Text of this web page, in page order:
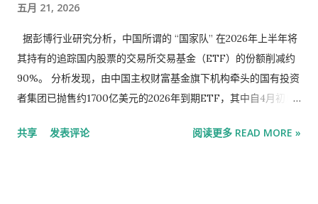
增产增收一起抓，加力实施新一轮千亿斤粮食产能提升行动，促
进良田良种良机良法集成增效，推进粮油作物大面积提单产。因
地制宜优化农业生产结构和区域布局，推动粮食品种培优和品质
提升，实施粮食流通提质增效项目，促进适销对路、优质优价。
巩固提升大豆产能，做好产销衔接...
五月 21, 2026
据彭博行业研究分析，中国所谓的 “国家队” 在2026年上半年将
其持有的追踪国内股票的交易所交易基金（ETF）的份额削减约
90%。 分析发现，由中国主权财富基金旗下机构牵头的国有投资
者集团已抛售约1700亿美元的2026年到期ETF，其中自4月初以
场泡沫，此举可能给沪深300 指数带来压力 。 彭博行业研究分
共享 发表评论 阅读更多 READ MORE »